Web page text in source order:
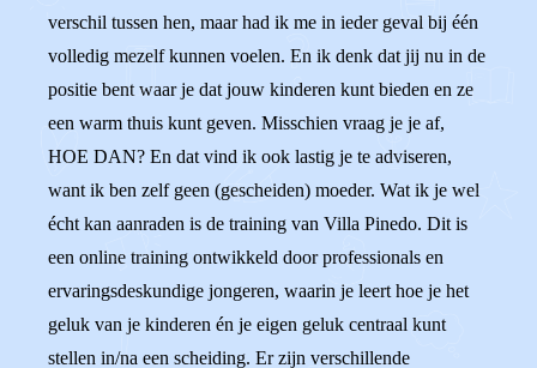
verschil tussen hen, maar had ik me in ieder geval bij één
volledig mezelf kunnen voelen. En ik denk dat jij nu in de
positie bent waar je dat jouw kinderen kunt bieden en ze
een warm thuis kunt geven. Misschien vraag je je af,
HOE DAN? En dat vind ik ook lastig je te adviseren,
want ik ben zelf geen (gescheiden) moeder. Wat ik je wel
écht kan aanraden is de training van Villa Pinedo. Dit is
een online training ontwikkeld door professionals en
ervaringsdeskundige jongeren, waarin je leert hoe je het
geluk van je kinderen én je eigen geluk centraal kunt
stellen in/na een scheiding. Er zijn verschillende